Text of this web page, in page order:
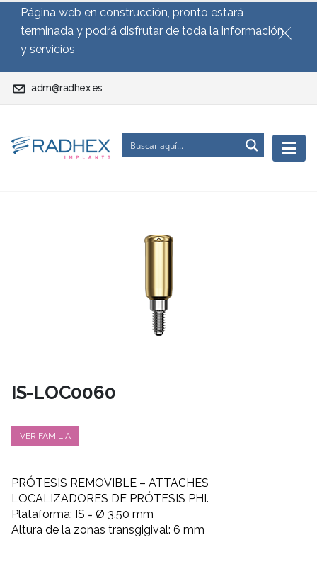
Página web en construcción, pronto estará
terminada y podrá disfrutar de toda la información
y servicios
adm@radhex.es
IS-LOC0060
VER FAMILIA
PRÓTESIS REMOVIBLE – ATTACHES
LOCALIZADORES DE PRÓTESIS PHI.
Plataforma: IS = Ø 3,50 mm
Altura de la zonas transgigival: 6 mm